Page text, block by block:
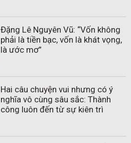
Đặng Lê Nguyên Vũ: “Vốn không
phải là tiền bạc, vốn là khát vọng,
là ước mơ”
Hai câu chuyện vui nhưng có ý
nghĩa vô cùng sâu sắc: Thành
công luôn đến từ sự kiên trì